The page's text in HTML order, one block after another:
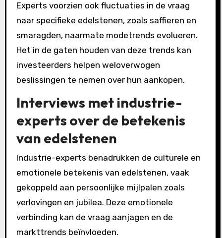
Experts voorzien ook fluctuaties in de vraag
naar specifieke edelstenen, zoals saffieren en
smaragden, naarmate modetrends evolueren.
Het in de gaten houden van deze trends kan
investeerders helpen weloverwogen
beslissingen te nemen over hun aankopen.
Interviews met industrie-
experts over de betekenis
van edelstenen
Industrie-experts benadrukken de culturele en
emotionele betekenis van edelstenen, vaak
gekoppeld aan persoonlijke mijlpalen zoals
verlovingen en jubilea. Deze emotionele
verbinding kan de vraag aanjagen en de
markttrends beïnvloeden.